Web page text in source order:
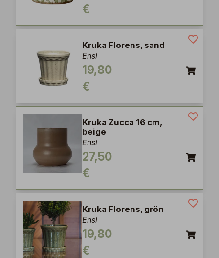
€
Kruka Florens, sand
Ensi
19,80
€
Kruka Zucca 16 cm,
beige
Ensi
27,50
€
Kruka Florens, grön
Ensi
19,80
€